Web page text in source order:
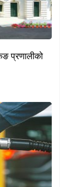
प्रणालीको